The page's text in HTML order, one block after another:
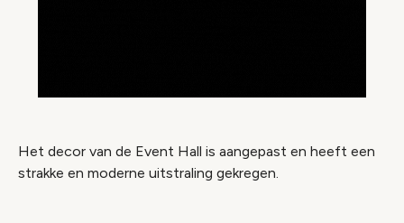
Het decor van de Event Hall is aangepast en heeft een
strakke en moderne uitstraling gekregen.